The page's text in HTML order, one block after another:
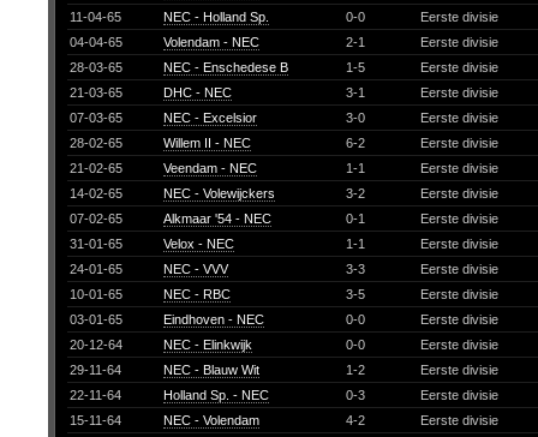
11-04-65
NEC - Holland Sp. 0-0
Eerste divisie
04-04-65
Volendam - NEC 2-1
Eerste divisie
28-03-65
NEC - Enschedese B 1-5
Eerste divisie
21-03-65
DHC - NEC 3-1
Eerste divisie
07-03-65
NEC - Excelsior 3-0
Eerste divisie
28-02-65
Willem II - NEC 6-2
Eerste divisie
21-02-65
Veendam - NEC 1-1
Eerste divisie
14-02-65
NEC - Volewijckers 3-2
Eerste divisie
07-02-65
Alkmaar '54 - NEC 0-1
Eerste divisie
31-01-65
Velox - NEC 1-1
Eerste divisie
24-01-65
NEC - VVV 3-3
Eerste divisie
10-01-65
NEC - RBC 3-5
Eerste divisie
03-01-65
Eindhoven - NEC 0-0
Eerste divisie
20-12-64
NEC - Elinkwijk 0-0
Eerste divisie
29-11-64
NEC - Blauw Wit 1-2
Eerste divisie
22-11-64
Holland Sp. - NEC 0-3
Eerste divisie
15-11-64
NEC - Volendam 4-2
Eerste divisie